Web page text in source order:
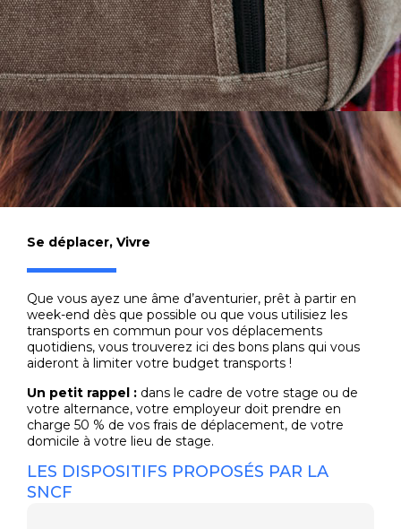
Se déplacer, Vivre
Que vous ayez une âme d’aventurier, prêt à partir en
week-end dès que possible ou que vous utilisiez les
transports en commun pour vos déplacements
quotidiens, vous trouverez ici des bons plans qui vous
aideront à limiter votre budget transports !
Un petit rappel : dans le cadre de votre stage ou de
votre alternance, votre employeur doit prendre en
charge 50 % de vos frais de déplacement, de votre
domicile à votre lieu de stage.
LES DISPOSITIFS PROPOSÉS PAR LA
SNCF